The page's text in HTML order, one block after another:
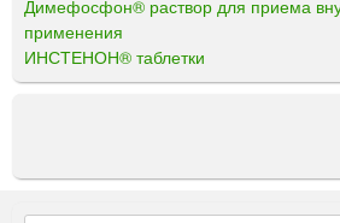
Димефосфон® раствор для приема
применения
ИНСТЕНОН® таблетки